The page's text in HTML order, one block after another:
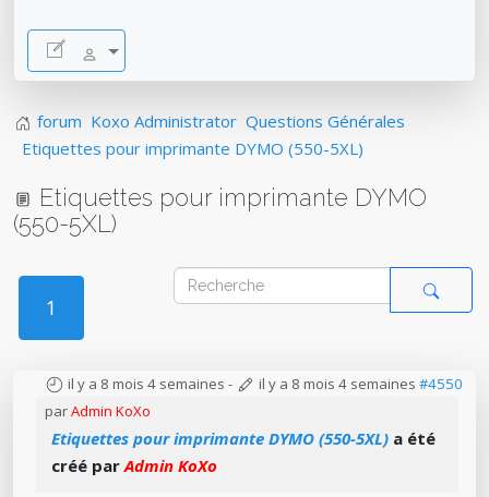
forum Koxo Administrator Questions Générales
Etiquettes pour imprimante DYMO (550-5XL)
Etiquettes pour imprimante DYMO
(550-5XL)
1
il y a 8 mois 4 semaines - il y a 8 mois 4 semaines #4550
parAdmin KoXo
Etiquettes pour imprimante DYMO (550-5XL) a été
créé parAdmin KoXo